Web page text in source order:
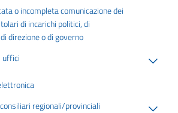
o incompleta comunicazione dei
di incarichi politici, di
direzione o di governo
uffici
regionali/provinciali